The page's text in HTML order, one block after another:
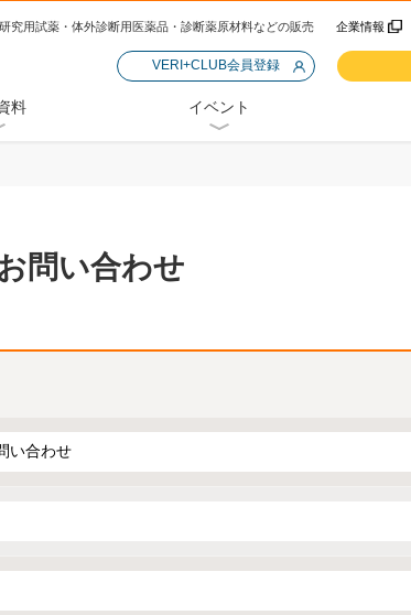
究用試薬・体外診断用医薬品・診断薬原材料などの販売 企業情報
VERI+CLUB会員登録
料 イベント
問い合わせ